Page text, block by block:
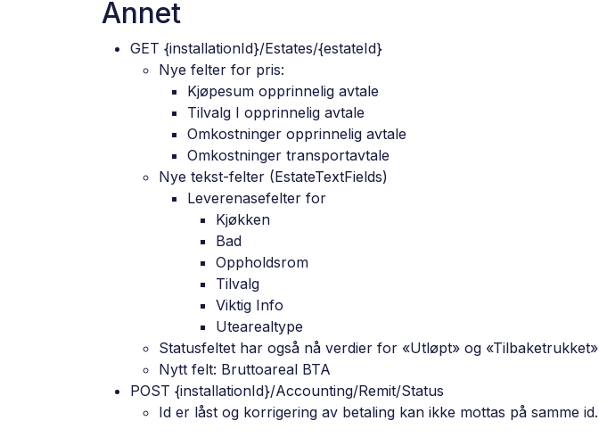
Annet
GET {installationId}/Estates/{estateId}
Nye felter for pris:
Kjøpesum opprinnelig avtale
Tilvalg I opprinnelig avtale
Omkostninger opprinnelig avtale
Omkostninger transportavtale
Nye tekst-felter (EstateTextFields)
Leverenasefelter for
Kjøkken
Bad
Oppholdsrom
Tilvalg
Viktig Info
Utearealtype
Statusfeltet har også nå verdier for «Utløpt» og «Tilbaketrukket»
Nytt felt: Bruttoareal BTA
POST {installationId}/Accounting/Remit/Status
Id er låst og korrigering av betaling kan ikke mottas på samme id.